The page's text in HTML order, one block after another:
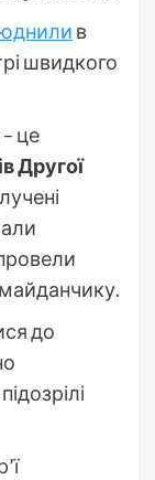
в
швидкого
це
Другої
до